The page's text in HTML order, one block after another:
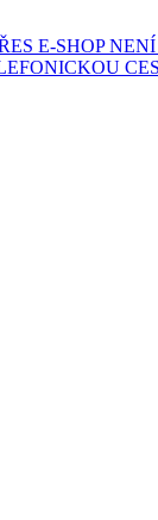
E-SHOP NENÍ